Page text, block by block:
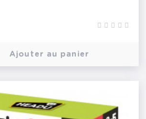
Ajouter au panier